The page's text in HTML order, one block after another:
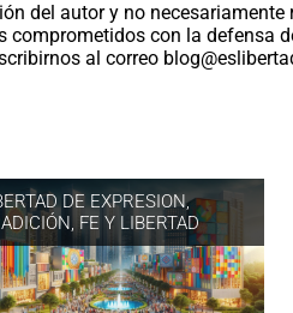
del autor y no
comprometidos con la defensa
al correo
DE EXPRESION,
FE Y LIBERTAD